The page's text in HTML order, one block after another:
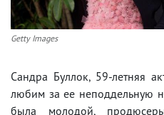
Getty Images
Сандра Буллок, 59-летняя
любим за ее неподдельную
была молодой,